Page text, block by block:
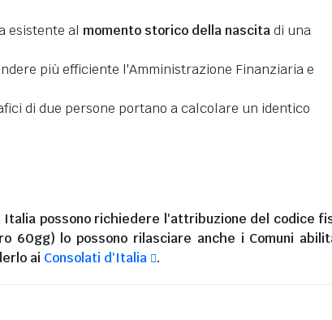
esistente al momento storico della nascitadi una
più efficiente l'Amministrazione Finanziaria e
di due persone portano a calcolare un identico
Italia possono richiedere l'attribuzione del codice
60gg) lo possono rilasciare anche i Comuni
ai Consolati d'Italia .